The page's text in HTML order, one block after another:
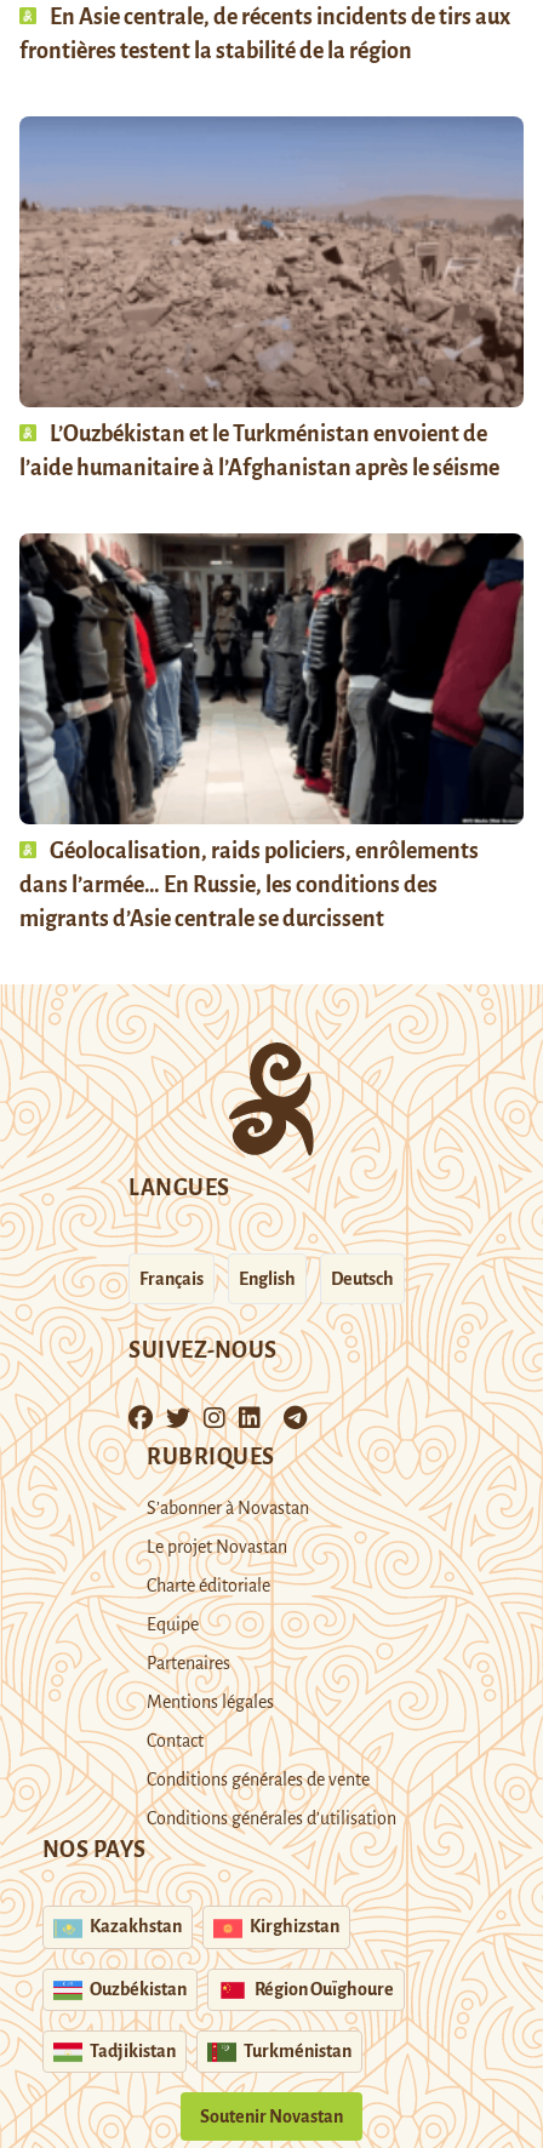
En Asie centrale, de récents incidents de tirs aux
frontières testent la stabilité de la région
L’Ouzbékistan et le Turkménistan envoient de
l’aide humanitaire à l’Afghanistan après le séisme
Géolocalisation, raids policiers, enrôlements
dans l’armée… En Russie, les conditions des
migrants d’Asie centrale se durcissent
LANGUES
Français English Deutsch
SUIVEZ-NOUS
RUBRIQUES
S’abonner à Novastan
Le projet Novastan
Charte éditoriale
Equipe
Partenaires
Mentions légales
Contact
Conditions générales de vente
Conditions générales d’utilisation
NOS PAYS
Kazakhstan Kirghizstan
Ouzbékistan Région Ouïghoure
Tadjikistan Turkménistan
Soutenir Novastan